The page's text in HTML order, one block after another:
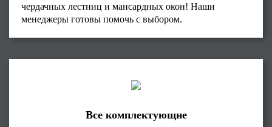
чердачных лестниц и мансардных окон! Наши
менеджеры готовы помочь с выбором.
Все комплектующие